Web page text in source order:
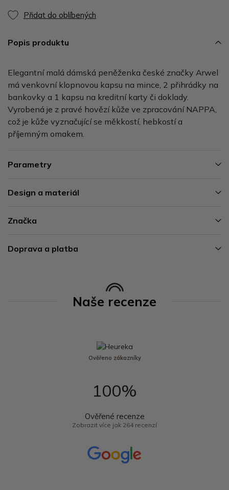
Přidat do oblíbených
Popis produktu
Elegantní malá dámská peněženka české značky Arwel
má venkovní klopnovou kapsu na mince, 2 přihrádky na
bankovky a 1 kapsu na kreditní karty či doklady.
Vyrobená je z pravé hovězí kůže ve zpracování NAPPA,
což je kůže vyznačující se měkkostí, hebkostí a
příjemným omakem.
Parametry
Design a materiál
Značka
Doprava a platba
Naše recenze
Ověřeno zákazníky
100%
Ověřené recenze
Zobrazit více jak 264 recenzí